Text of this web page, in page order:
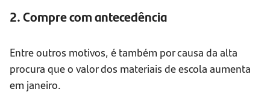
2. Compre com antecedência
Entre outros motivos, é também por causa da alta
procura que o valor dos materiais de escola aumenta
em janeiro.